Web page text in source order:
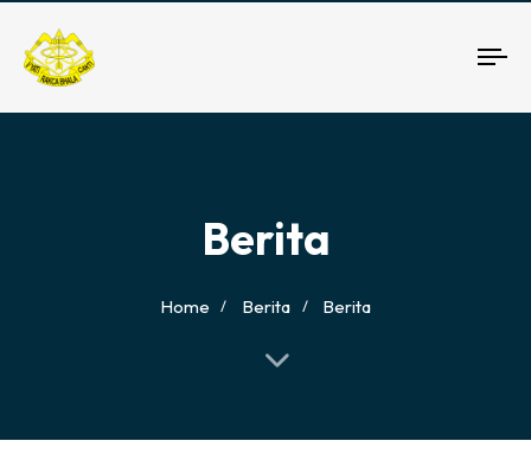
Berita
Home Berita Berita